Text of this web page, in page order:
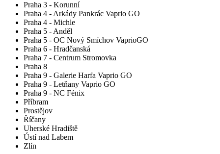
Praha 3 - Korunní
Praha 4 - Arkády Pankrác Vaprio GO
Praha 4 - Michle
Praha 5 - Anděl
Praha 5 - OC Nový Smíchov VaprioGO
Praha 6 - Hradčanská
Praha 7 - Centrum Stromovka
Praha 8
Praha 9 - Galerie Harfa Vaprio GO
Praha 9 - Letňany Vaprio GO
Praha 9 - NC Fénix
Příbram
Prostějov
Říčany
Uherské Hradiště
Ústí nad Labem
Zlín